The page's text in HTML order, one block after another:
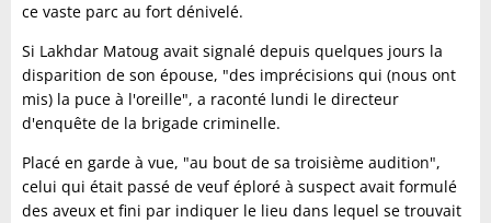
ce vaste parc au fort dénivelé.
Si Lakhdar Matoug avait signalé depuis quelques jours la
disparition de son épouse, "des imprécisions qui (nous ont
mis) la puce à l'oreille", a raconté lundi le directeur
d'enquête de la brigade criminelle.
Placé en garde à vue, "au bout de sa troisième audition",
celui qui était passé de veuf éploré à suspect avait formulé
des aveux et fini par indiquer le lieu dans lequel se trouvait